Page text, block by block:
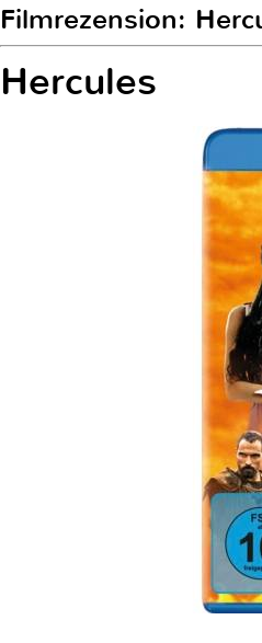
Filmrezension:
Hercules